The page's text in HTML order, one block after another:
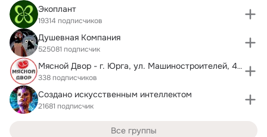
Экоплант
19314 подписчиков
Душевная Компания
525081 подписчик
Мясной Двор - г. Юрга, ул. Машиностроителей, 49б
338 подписчиков
Создано искусственным интеллектом
21681 подписчик
Все группы